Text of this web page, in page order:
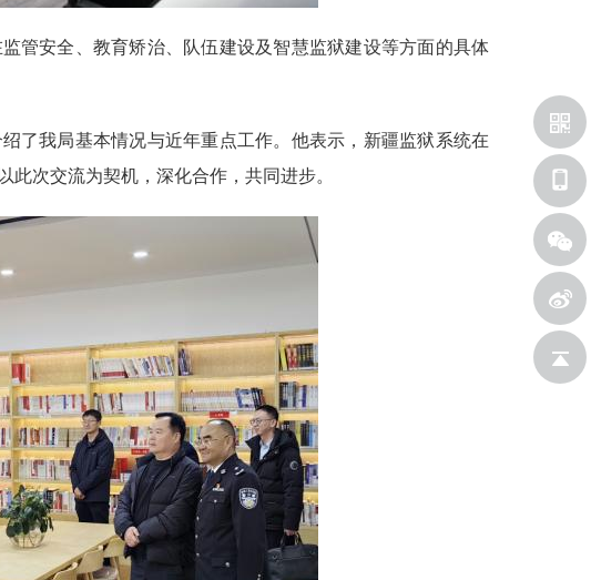
管安全、教育矫治、队伍建设及智慧监狱建设等方面的具体
了我局基本情况与近年重点工作。他表示，新疆监狱系统在
次交流为契机，深化合作，共同进步。
新浪微